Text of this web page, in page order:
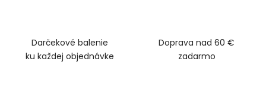
Darčekové balenie
ku každej objednávke
Doprava nad 60 €
zadarmo